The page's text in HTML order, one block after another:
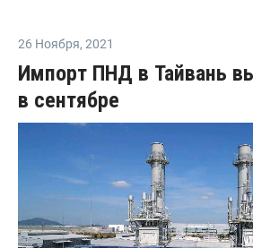
26 Ноября, 2021
Импорт ПНД в Тайвань
в сентябре